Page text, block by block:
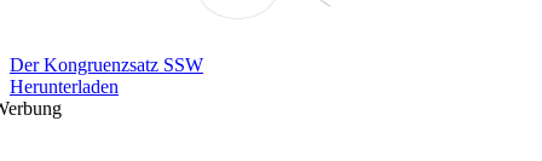
Der Kongruenzsatz SSW
Herunterladen